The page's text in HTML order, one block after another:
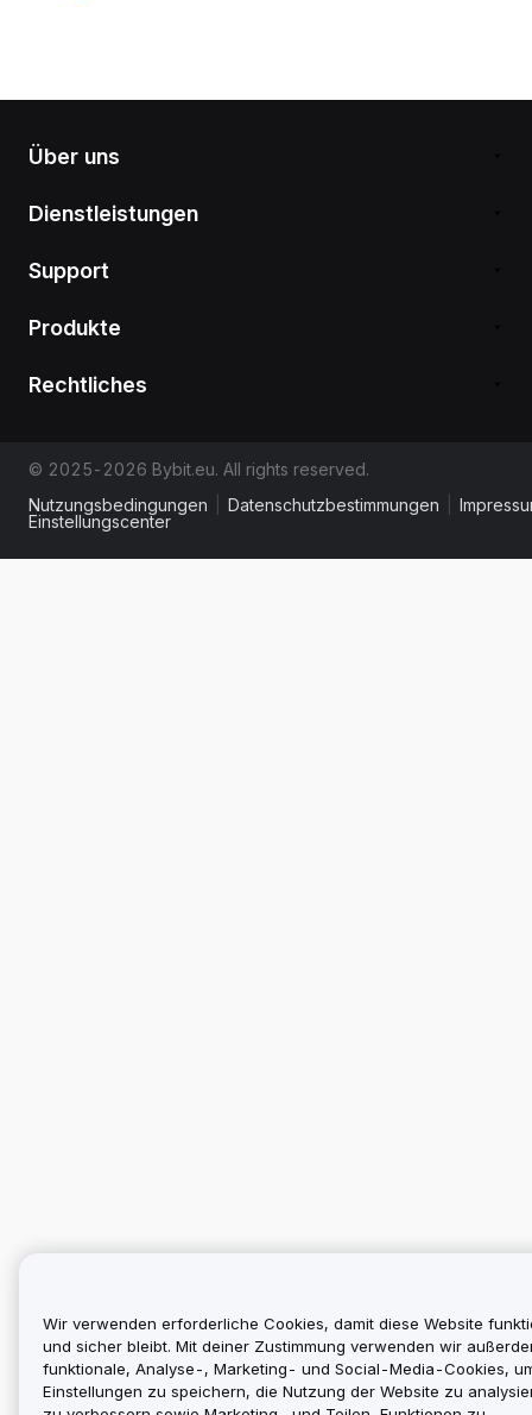
Über uns
Dienstleistungen
Support
Produkte
Rechtliches
© 2025-2026 Bybit.eu. All rights reserved.
Nutzungsbedingungen
Datenschutzbestimmungen
Einstellungscenter
Wir verwenden erforderliche Cookies, damit diese Website
und sicher bleibt. Mit deiner Zustimmung verwenden wir
funktionale, Analyse-, Marketing- und Social-Media-Cookies,
Einstellungen zu speichern, die Nutzung der Website zu